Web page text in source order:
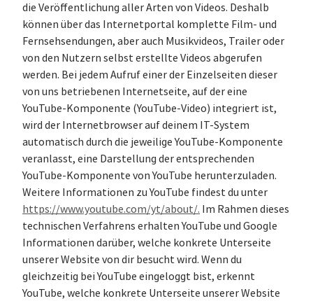
die Veröffentlichung aller Arten von Videos. Deshalb
können über das Internetportal komplette Film- und
Fernsehsendungen, aber auch Musikvideos, Trailer oder
von den Nutzern selbst erstellte Videos abgerufen
werden. Bei jedem Aufruf einer der Einzelseiten dieser
von uns betriebenen Internetseite, auf der eine
YouTube-Komponente (YouTube-Video) integriert ist,
wird der Internetbrowser auf deinem IT-System
automatisch durch die jeweilige YouTube-Komponente
veranlasst, eine Darstellung der entsprechenden
YouTube-Komponente von YouTube herunterzuladen.
Weitere Informationen zu YouTube findest du unter
https://www.youtube.com/yt/about/. Im Rahmen dieses
technischen Verfahrens erhalten YouTube und Google
Informationen darüber, welche konkrete Unterseite
unserer Website von dir besucht wird. Wenn du
gleichzeitig bei YouTube eingeloggt bist, erkennt
YouTube, welche konkrete Unterseite unserer Website